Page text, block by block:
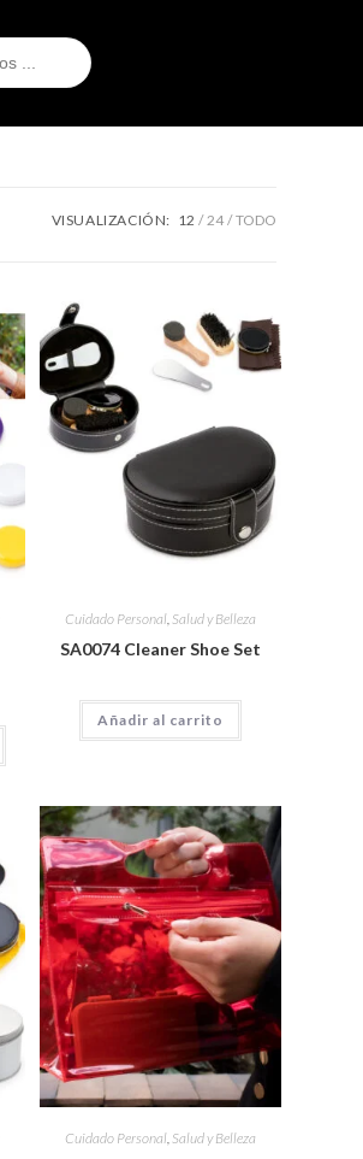
VISUALIZACIÓN: 12 24 TODO
Cuidado Personal, Salud y Belleza
SA0074 Cleaner Shoe Set
Añadir al carrito
Cuidado Personal, Salud y Belleza